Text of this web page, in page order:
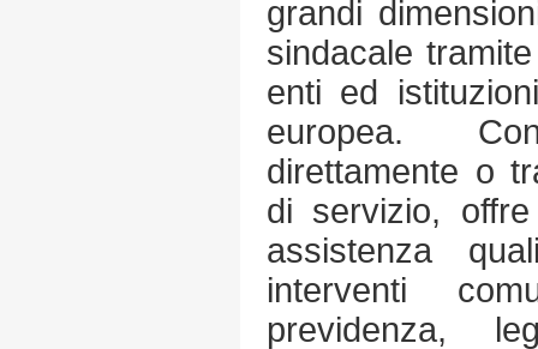
grandi
sindacale
enti ed
europea.
direttamente o
di servizio,
assistenza
interventi
previdenza,